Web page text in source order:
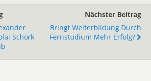
Schork
Nächster Beitrag
Bringt Weiterbildung Durch
Fernstudium Mehr Erfolg?